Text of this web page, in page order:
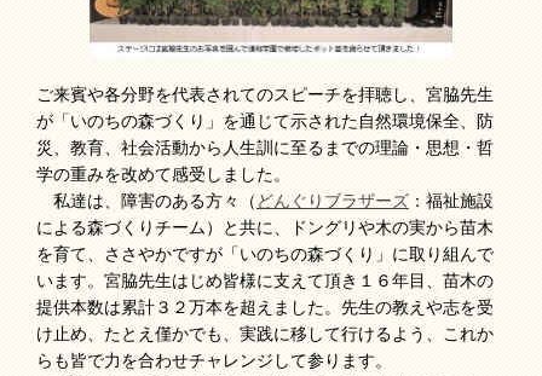
ご来賓や各分野を代表されてのスピーチを拝聴し、宮脇先生
が「いのちの森づくり」を通じて示された自然環境保全、防
災、教育、社会活動から人生訓に至るまでの理論・思想・哲
学の重みを改めて感受しました。
私達は、障害のある方々（どんぐりブラザーズ：福祉施設
による森づくりチーム）と共に、ドングリや木の実から苗木
を育て、ささやかですが「いのちの森づくり」に取り組んで
います。宮脇先生はじめ皆様に支えて頂き１６年目、苗木の
提供本数は累計３２万本を超えました。先生の教えや志を受
け止め、たとえ僅かでも、実践に移して行けるよう、これか
らも皆で力を合わせチャレンジして参ります。